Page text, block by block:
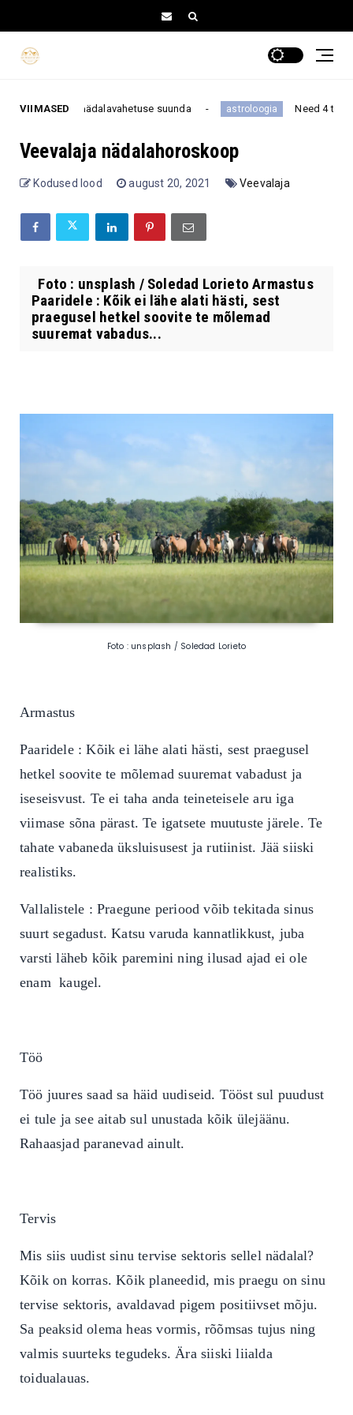
VIIMASED
kogu nädalavahetuse suunda astroloogia Need 4 tähemärki
Veevalaja nädalahoroskoop
Kodused lood august 20, 2021 Veevalaja
Foto : unsplash / Soledad Lorieto Armastus
Paaridele : Kõik ei lähe alati hästi, sest
praegusel hetkel soovite te mõlemad
suuremat vabadus...
Foto : unsplash / Soledad Lorieto
Armastus
Paaridele : Kõik ei lähe alati hästi, sest praegusel
hetkel soovite te mõlemad suuremat vabadust ja
iseseisvust. Te ei taha anda teineteisele aru iga
viimase sõna pärast. Te igatsete muutuste järele. Te
tahate vabaneda üksluisusest ja rutiinist. Jää siiski
realistiks.
Vallalistele : Praegune periood võib tekitada sinus
suurt segadust. Katsu varuda kannatlikkust, juba
varsti läheb kõik paremini ning ilusad ajad ei ole
enam kaugel.
Töö
Töö juures saad sa häid uudiseid. Tööst sul puudust
ei tule ja see aitab sul unustada kõik ülejäänu.
Rahaasjad paranevad ainult.
Tervis
Mis siis uudist sinu tervise sektoris sellel nädalal?
Kõik on korras. Kõik planeedid, mis praegu on sinu
tervise sektoris, avaldavad pigem positiivset mõju.
Sa peaksid olema heas vormis, rõõmsas tujus ning
valmis suurteks tegudeks. Ära siiski liialda
toidualauas.